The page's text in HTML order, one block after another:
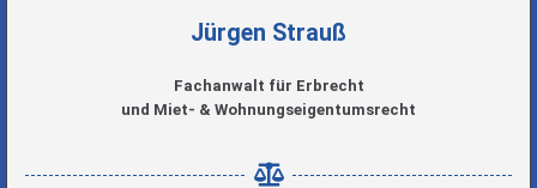
Jürgen Strauß
Fachanwalt für Erbrecht
und Miet- & Wohnungseigentumsrecht